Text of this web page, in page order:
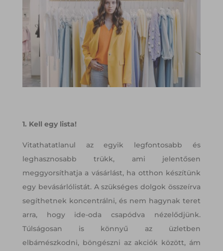
1. Kell egy lista!
Vitathatatlanul az egyik legfontosabb és
leghasznosabb trükk, ami jelentősen
meggyorsíthatja a vásárlást, ha otthon készítünk
egy bevásárlólistát. A szükséges dolgok összeírva
segíthetnek koncentrálni, és nem hagynak teret
arra, hogy ide-oda csapódva nézelődjünk.
Túlságosan is könnyű az üzletben
elbámészkodni, böngészni az akciók között, ám